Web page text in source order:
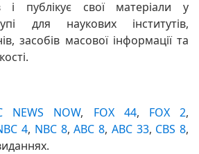
і публікує свої матеріали у
для наукових інститутів,
засобів масової інформації та
NEWS NOW, FOX 44, FOX 2,
4, NBC 8,ABC 8, ABC 33, CBS 8,